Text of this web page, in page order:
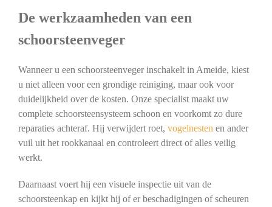
De werkzaamheden van een
schoorsteenveger
Wanneer u een schoorsteenveger inschakelt in Ameide, kiest
u niet alleen voor een grondige reiniging, maar ook voor
duidelijkheid over de kosten. Onze specialist maakt uw
complete schoorsteensysteem schoon en voorkomt zo dure
reparaties achteraf. Hij verwijdert roet, vogelnesten en ander
vuil uit het rookkanaal en controleert direct of alles veilig
werkt.
Daarnaast voert hij een visuele inspectie uit van de
schoorsteenkap en kijkt hij of er beschadigingen of scheuren